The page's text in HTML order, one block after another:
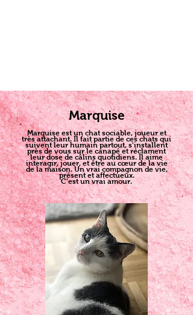
Marquise
Marquise est un chat sociable, joueur et
très attachant. Il fait partie de ces chats qui
suivent leur humain partout, s'installent
près de vous sur le canapé et réclament
leur dose de câlins quotidiens. Il aime
interagir, jouer, et être au cœur de la vie
de la maison. Un vrai compagnon de vie,
présent et affectueux.
C'est un vrai amour.